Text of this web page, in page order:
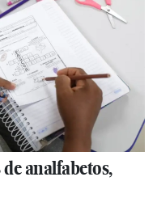
analfabetos,